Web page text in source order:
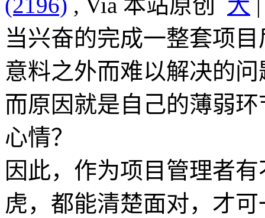
(2196) , Via 本站原创 大
当兴奋的完成一整套项
意料之外而难以解决的问
而原因就是自己的薄弱
心情？
因此，作为项目管理者
虎，都能清楚面对，才